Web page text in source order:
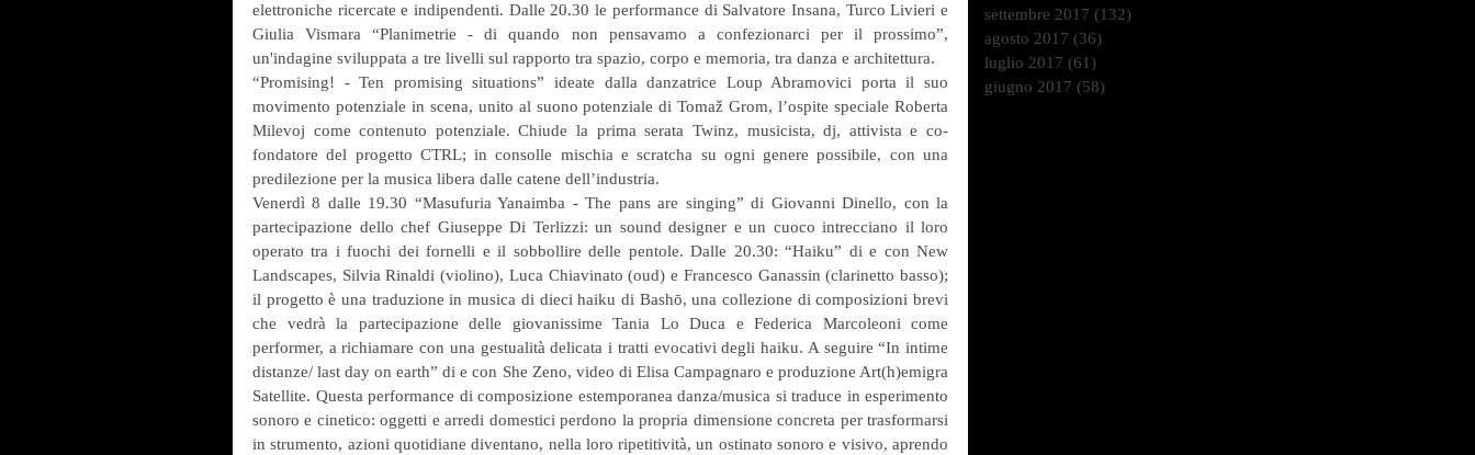
elettroniche ricercate e indipendenti. Dalle 20.30 le performance di Salvatore Insana, Turco Livieri e
Giulia Vismara “Planimetrie - di quando non pensavamo a confezionarci per il prossimo”,
un'indagine sviluppata a tre livelli sul rapporto tra spazio, corpo e memoria, tra danza e architettura.
“Promising! - Ten promising situations” ideate dalla danzatrice Loup Abramovici porta il suo
movimento potenziale in scena, unito al suono potenziale di Tomaž Grom, l’ospite speciale Roberta
Milevoj come contenuto potenziale. Chiude la prima serata Twinz, musicista, dj, attivista e co-
fondatore del progetto CTRL; in consolle mischia e scratcha su ogni genere possibile, con una
predilezione per la musica libera dalle catene dell’industria.
Venerdì 8 dalle 19.30 “Masufuria Yanaimba - The pans are singing” di Giovanni Dinello, con la
partecipazione dello chef Giuseppe Di Terlizzi: un sound designer e un cuoco intrecciano il loro
operato tra i fuochi dei fornelli e il sobbollire delle pentole. Dalle 20.30: “Haiku” di e con New
Landscapes, Silvia Rinaldi (violino), Luca Chiavinato (oud) e Francesco Ganassin (clarinetto basso);
il progetto è una traduzione in musica di dieci haiku di Bashō, una collezione di composizioni brevi
che vedrà la partecipazione delle giovanissime Tania Lo Duca e Federica Marcoleoni come
performer, a richiamare con una gestualità delicata i tratti evocativi degli haiku. A seguire “In intime
distanze/ last day on earth” di e con She Zeno, video di Elisa Campagnaro e produzione Art(h)emigra
Satellite. Questa performance di composizione estemporanea danza/musica si traduce in esperimento
sonoro e cinetico: oggetti e arredi domestici perdono la propria dimensione concreta per trasformarsi
in strumento, azioni quotidiane diventano, nella loro ripetitività, un ostinato sonoro e visivo, aprendo
settembre 2017 (132)
agosto 2017 (36)
luglio 2017 (61)
giugno 2017 (58)